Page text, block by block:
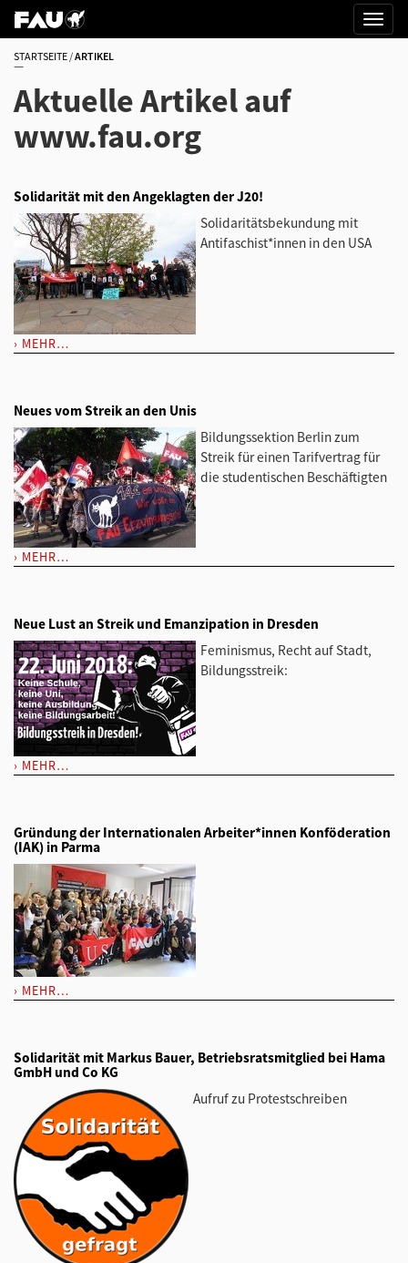
STARTSEITE ARTIKEL
Aktuelle Artikel auf
www.fau.org
Solidarität mit den Angeklagten der J20!
Solidaritätsbekundung mit
Antifaschist*innen in den USA
MEHR…
Neues vom Streik an den Unis
Bildungssektion Berlin zum
Streik für einen Tarifvertrag für
die studentischen Beschäftigten
MEHR…
Neue Lust an Streik und Emanzipation in Dresden
Feminismus, Recht auf Stadt,
Bildungsstreik:
MEHR…
Gründung der Internationalen Arbeiter*innen Konföderation
(IAK) in Parma
MEHR…
Solidarität mit Markus Bauer, Betriebsratsmitglied bei Hama
GmbH und Co KG
Aufruf zu Protestschreiben